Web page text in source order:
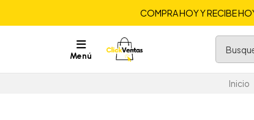
COMPRA HOY Y RECIBE
Menú
Inicio